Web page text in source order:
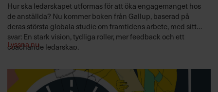
Hur ska ledarskapet utformas för att öka engagemanget hos
de anställda? Nu kommer boken från Gallup, baserad på
deras största globala studie om framtidens arbete, med sitt
svar: En stark vision, tydliga roller, mer feedback och ett
coachande ledarskap.
Lyssna nu